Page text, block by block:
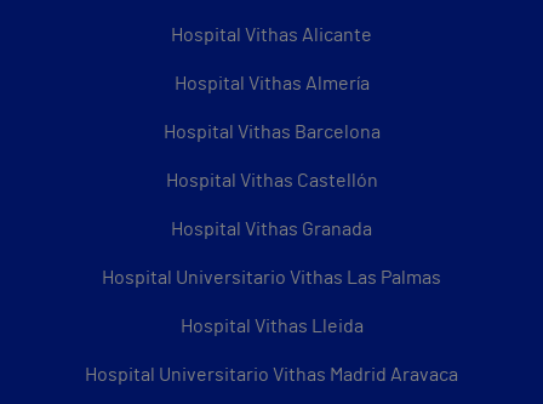
Hospital Vithas Alicante
Hospital Vithas Almería
Hospital Vithas Barcelona
Hospital Vithas Castellón
Hospital Vithas Granada
Hospital Universitario Vithas Las Palmas
Hospital Vithas Lleida
Hospital Universitario Vithas Madrid Aravaca